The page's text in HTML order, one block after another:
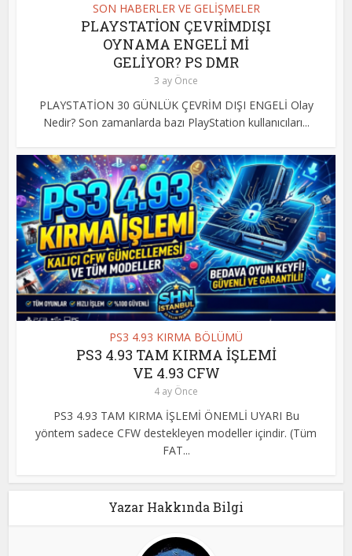
SON HABERLER VE GELİŞMELER
PLAYSTATİON ÇEVRİMDIŞI
OYNAMA ENGELİ Mİ
GELİYOR? PS DMR
3 ay Önce
PLAYSTATİON 30 GÜNLÜK ÇEVRİM DIŞI ENGELİ Olay
Nedir? Son zamanlarda bazı PlayStation kullanıcıları...
PS3 4.93 KIRMA BÖLÜMÜ
PS3 4.93 TAM KIRMA İŞLEMİ
VE 4.93 CFW
4 ay Önce
PS3 4.93 TAM KIRMA İŞLEMİ ÖNEMLİ UYARI Bu
yöntem sadece CFW destekleyen modeller içindir. (Tüm
FAT...
Yazar Hakkında Bilgi